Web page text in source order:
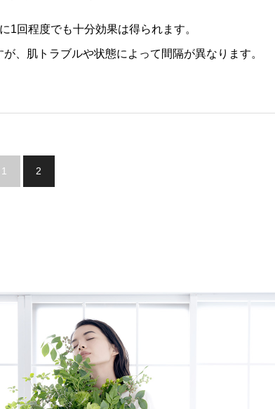
1回程度でも十分効果は得られます。
、肌トラブルや状態によって間隔が異なります。
1 2